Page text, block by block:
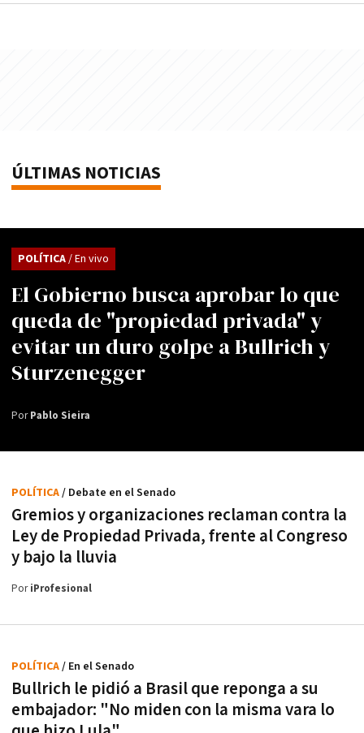
ÚLTIMAS NOTICIAS
El Gobierno busca aprobar lo que
queda de "propiedad privada" y
evitar un duro golpe a Bullrich y
Sturzenegger
POLÍTICA/ En vivo
PorPablo Sieira
Gremios y organizaciones reclaman contra la
Ley de Propiedad Privada, frente al Congreso
y bajo la lluvia
POLÍTICA/ Debate en el Senado
PoriProfesional
Bullrich le pidió a Brasil que reponga a su
embajador: "No miden con la misma vara lo
POLÍTICA/ En el Senado